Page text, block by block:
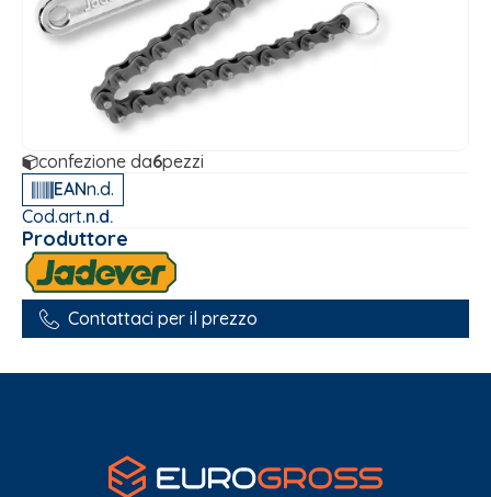
confezione da6pezzi
EANn.d.
Cod.art.n.d.
Produttore
Contattaci per il prezzo